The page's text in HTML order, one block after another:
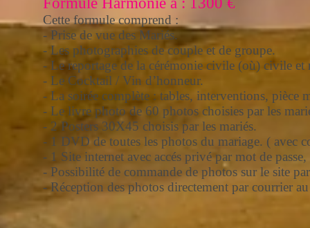
Cette formule comprend :
- Prise de vue des Mariés.
- Les photographies de couple et de groupe.
- Le reportage de la cérémonie civile (où) civile et
- Le Cocktail / Vin d’honneur.
- La soirée complète : tables, interventions, pièce
- Le livre photo de 60 photos choisies par les
- 2 Posters 30X45 choisis par les mariés.
- 1 DVD de toutes les photos du mariage. ( avec
- 1 Site internet avec accés privé par mot de
- Possibilité de commande de photos sur le site
- Réception des photos directement par courrier